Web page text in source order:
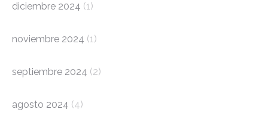
diciembre 2024 (1)
noviembre 2024 (1)
septiembre 2024 (2)
agosto 2024 (4)